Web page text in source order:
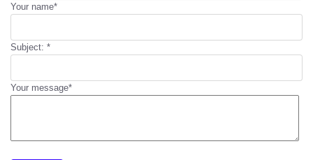
Your name*
Subject: *
Your message*